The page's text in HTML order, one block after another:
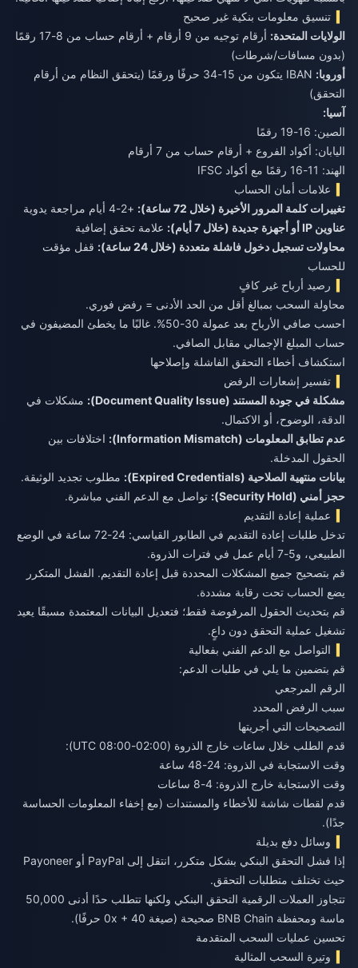
تنسيق معلومات بنكية غير صحيح
الولايات المتحدة:
أرقام توجيه من 9 أرقام + أرقام حساب من 8-17 رقمًا
(بدون مسافات/شرطات)
أوروبا:
IBAN يتكون من 15-34 حرفًا ورقمًا (يتحقق النظام من أرقام
التحقق)
آسيا:
الصين: 16-19 رقمًا
اليابان: أكواد الفروع + أرقام حساب من 7 أرقام
الهند: 11-16 رقمًا مع أكواد IFSC
علامات أمان الحساب
تغييرات كلمة المرور الأخيرة (خلال 72 ساعة):
+2-4 أيام مراجعة يدوية
عناوين IP أو أجهزة جديدة (خلال 7 أيام):
علامة تحقق إضافية
محاولات تسجيل دخول فاشلة متعددة (خلال 24 ساعة):
قفل مؤقت
للحساب
رصيد أرباح غير كافٍ
محاولة السحب بمبالغ أقل من الحد الأدنى = رفض فوري.
احسب صافي الأرباح بعد عمولة 30-50%. غالبًا ما يخطئ المضيفون في
حساب المبلغ الإجمالي مقابل الصافي.
استكشاف أخطاء التحقق الفاشلة وإصلاحها
تفسير إشعارات الرفض
مشكلة في جودة المستند (Document Quality Issue):
مشكلات في
الدقة، الوضوح، أو الاكتمال.
عدم تطابق المعلومات (Information Mismatch):
اختلافات بين
الحقول المدخلة.
بيانات منتهية الصلاحية (Expired Credentials):
مطلوب تجديد الوثيقة.
حجز أمني (Security Hold):
تواصل مع الدعم الفني مباشرة.
عملية إعادة التقديم
تدخل طلبات إعادة التقديم في الطابور القياسي: 24-72 ساعة في الوضع
الطبيعي، و5-7 أيام عمل في فترات الذروة.
قم بتصحيح جميع المشكلات المحددة قبل إعادة التقديم. الفشل المتكرر
يضع الحساب تحت رقابة مشددة.
قم بتحديث الحقول المرفوضة فقط؛ فتعديل البيانات المعتمدة مسبقًا يعيد
تشغيل عملية التحقق دون داعٍ.
التواصل مع الدعم الفني بفعالية
قم بتضمين ما يلي في طلبات الدعم:
الرقم المرجعي
سبب الرفض المحدد
التصحيحات التي أجريتها
قدم الطلب خلال ساعات خارج الذروة (02:00-08:00 UTC):
وقت الاستجابة في الذروة: 24-48 ساعة
وقت الاستجابة خارج الذروة: 4-8 ساعات
قدم لقطات شاشة للأخطاء والمستندات (مع إخفاء المعلومات الحساسة
جدًا).
وسائل دفع بديلة
إذا فشل التحقق البنكي بشكل متكرر، انتقل إلى PayPal أو Payoneer
حيث تختلف متطلبات التحقق.
تتجاوز العملات الرقمية التحقق البنكي ولكنها تتطلب حدًا أدنى 50,000
ماسة ومحفظة BNB Chain صحيحة (صيغة 0x + 40 حرفًا).
تحسين عمليات السحب المتقدمة
وتيرة السحب المثالية